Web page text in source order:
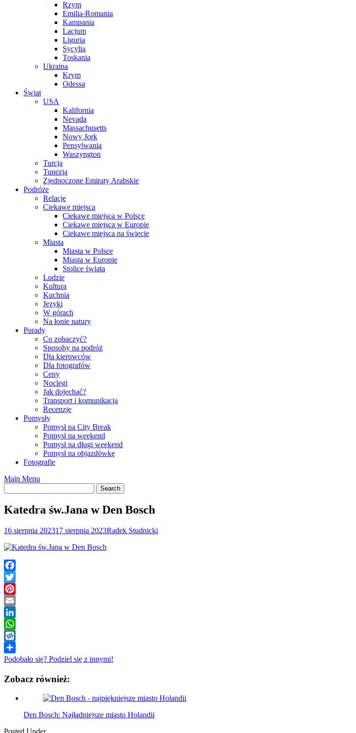
Rzym
Emilia-Romania
Kampania
Lacjum
Liguria
Sycylia
Toskania
Ukraina
Krym
Odessa
Świat
USA
Kalifornia
Nevada
Massachusetts
Nowy Jork
Pensylwania
Waszyngton
Turcja
Tunezja
Zjednoczone Emiraty Arabskie
Podróże
Relacje
Ciekawe miejsca
Ciekawe miejsca w Polsce
Ciekawe miejsca w Europie
Ciekawe miejsca na świecie
Miasta
Miasta w Polsce
Miasta w Europie
Stolice świata
Ludzie
Kultura
Kuchnia
Języki
W górach
Na łonie natury
Porady
Co zobaczyć?
Sposoby na podróż
Dla kierowców
Dla fotografów
Ceny
Noclegi
Jak dojechać?
Transport i komunikacja
Recenzje
Pomysły
Pomysł na City Break
Pomysł na weekend
Pomysł na długi weekend
Pomysł na objazdówkę
Fotografie
Main Menu
Katedra św.Jana w Den Bosch
16 sierpnia 202317 sierpnia 2023Radek Studnicki
Facebook
Twitter
Pinterest
Email
LinkedIn
WhatsApp
Wykop
Podobało się? Podziel się z innymi!
Zobacz również:
Den Bosch: Najładniejsze miasto Holandii
Posted Under